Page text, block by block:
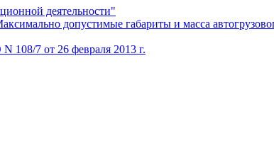
деятельности"
допустимые габариты и масса
108/7 от 26 февраля 2013 г.